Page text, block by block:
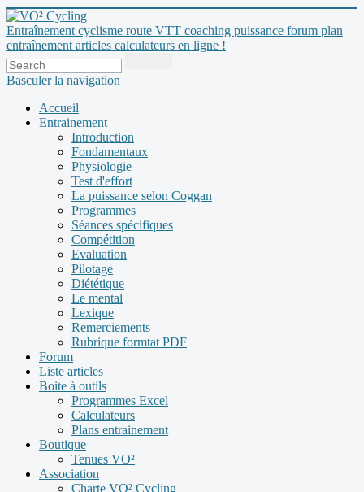
Entraînement cyclisme route VTT coaching puissance forum plan
entraînement articles calculateurs en ligne !
Basculer la navigation
Accueil
Entrainement
Introduction
Fondamentaux
Physiologie
Test d'effort
La puissance selon Coggan
Programmes
Séances spécifiques
Compétition
Evaluation
Pilotage
Diététique
Le mental
Lexique
Remerciements
Rubrique formtat PDF
Forum
Liste articles
Boite à outils
Programmes Excel
Calculateurs
Plans entrainement
Boutique
Tenues VO²
Association
Charte VO² Cycling